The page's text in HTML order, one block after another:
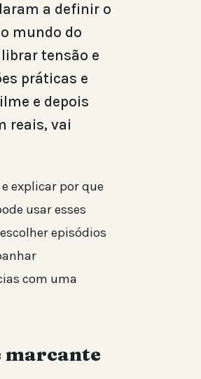
a definir o
mundo do
tensão e
práticas e
e depois
reais, vai
explicar por que
usar esses
episódios
com uma
marcante